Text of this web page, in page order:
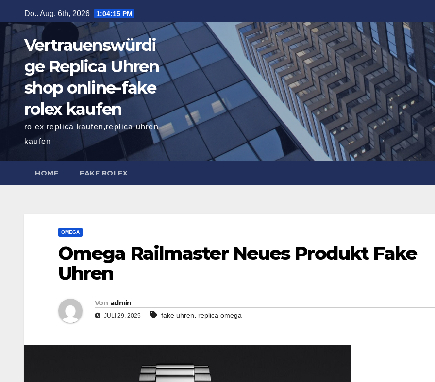
Inhalt
springen
Do.. Aug. 6th, 2026 1:04:17 PM
Vertrauenswürdi
ge Replica Uhren
shop online-fake
rolex kaufen
rolex replica kaufen,replica uhren
kaufen
HOME FAKE ROLEX
OMEGA
Omega Railmaster Neues Produkt Fake
Uhren
Von admin
JULI 29, 2025 fake uhren, replica omega